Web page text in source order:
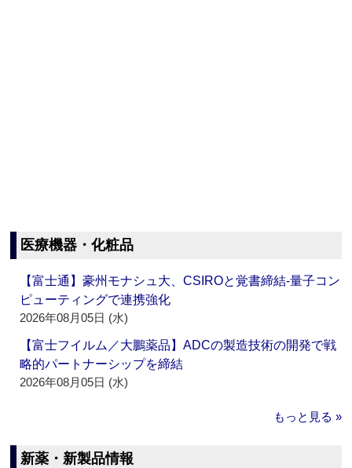
医療機器・化粧品
【富士通】豪州モナシュ大、CSIROと覚書締結‐量子コン
ピューティングで連携強化
2026年08月05日 (水)
【富士フイルム／大鵬薬品】ADCの製造技術の開発で戦
略的パートナーシップを締結
2026年08月05日 (水)
もっと見る »
新薬・新製品情報